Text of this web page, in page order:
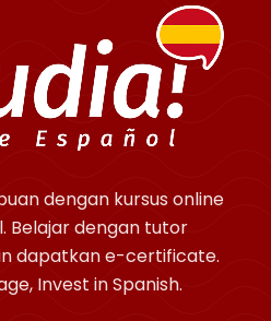
dengan kursus online
Belajar dengan tutor
dapatkan e-certificate.
Invest in Spanish.